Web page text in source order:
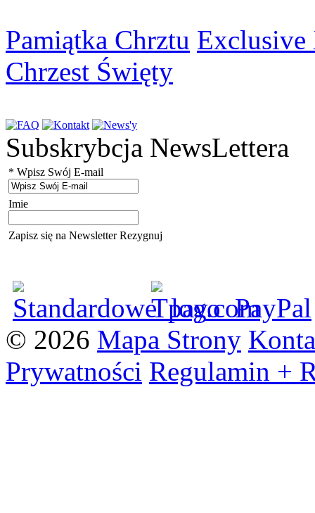
Pamiątka Chrztu
Chrzest Święty
Subskrybcja NewsLettera
* Wpisz Swój E-mail
Imie
Zapisz się na Newsletter Rezygnuj
© 2026 Mapa Strony
Prywatności Regulamin +